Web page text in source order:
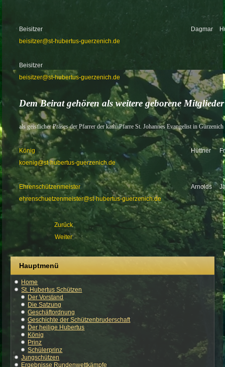
Beisitzer Dagmar
beisitzer@st-hubertus-guerzenich.de
Beisitzer
beisitzer@st-hubertus-guerzenich.de
Dem Beirat gehören als weitere geborene
als geistlicher Präses der Pfarrer der kath. Pfarre St. Johannes Evangelist in Gürzenich
König Hüttner
koenig@st-hubertus-guerzenich.de
Ehrenschützenmeister Arnolds
ehrenschuetzenmeister@st-hubertus-guerzenich.de
Zurück
Weiter
Hauptmenü
Home
St. Hubertus Schützen
Der Vorstand
Die Satzung
Geschäftordnung
Geschichte der Schützenbruderschaft
Der heilige Hubertus
König
Prinz
Schülerprinz
Jungschützen
Ergebnisse Rundenwettkämpfe